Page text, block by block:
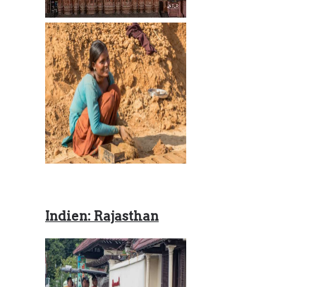
Indien: Rajasthan